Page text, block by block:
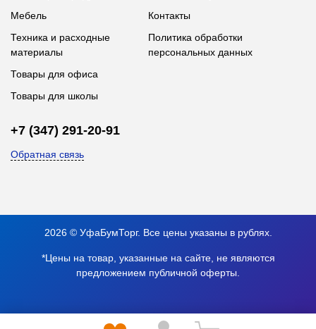
Мебель
Техника и расходные
материалы
Товары для офиса
Товары для школы
Контакты
Политика обработки
персональных данных
+7 (347) 291-20-91
Обратная связь
2026 © УфаБумТорг. Все цены указаны в рублях.
*Цены на товар, указанные на сайте, не являются
предложением публичной оферты.